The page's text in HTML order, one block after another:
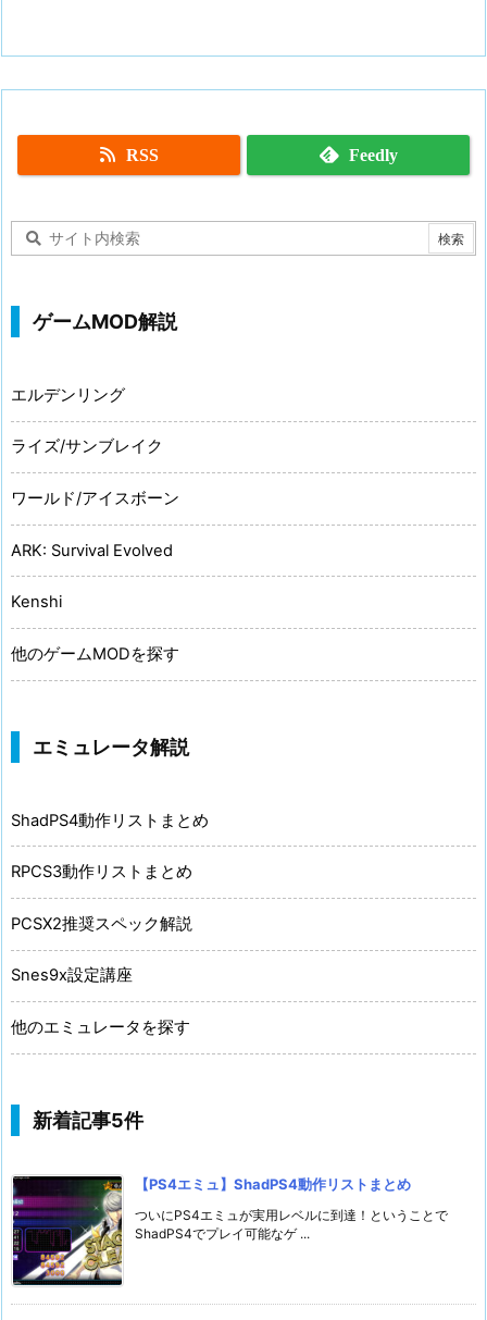
RSS Feedly
ゲームMOD解説
エルデンリング
ライズ/サンブレイク
ワールド/アイスボーン
ARK: Survival Evolved
Kenshi
他のゲームMODを探す
エミュレータ解説
ShadPS4動作リストまとめ
RPCS3動作リストまとめ
PCSX2推奨スペック解説
Snes9x設定講座
他のエミュレータを探す
新着記事5件
【PS4エミュ】ShadPS4動作リストまとめ
ついにPS4エミュが実用レベルに到達！ということで
ShadPS4でプレイ可能なゲ ...